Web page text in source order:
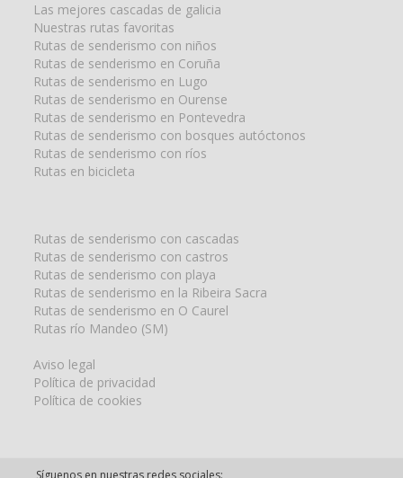
Las mejores cascadas de galicia
Nuestras rutas favoritas
Rutas de senderismo con niños
Rutas de senderismo en Coruña
Rutas de senderismo en Lugo
Rutas de senderismo en Ourense
Rutas de senderismo en Pontevedra
Rutas de senderismo con bosques autóctonos
Rutas de senderismo con ríos
Rutas en bicicleta
Rutas de senderismo con cascadas
Rutas de senderismo con castros
Rutas de senderismo con playa
Rutas de senderismo en la Ribeira Sacra
Rutas de senderismo en O Caurel
Rutas río Mandeo (SM)
Aviso legal
Política de privacidad
Política de cookies